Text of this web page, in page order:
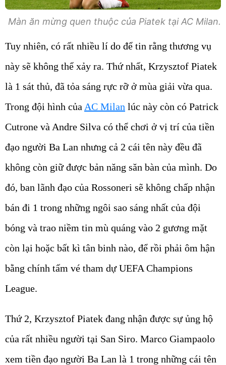
Màn ăn mừng quen thuộc của Piatek tại AC Milan.
Tuy nhiên, có rất nhiều lí do để tin rằng thương vụ
này sẽ không thể xảy ra. Thứ nhất, Krzysztof Piatek
là 1 sát thủ, đã tỏa sáng rực rỡ ở mùa giải vừa qua.
Trong đội hình của AC Milan lúc này còn có Patrick
Cutrone và Andre Silva có thể chơi ở vị trí của tiền
đạo người Ba Lan nhưng cả 2 cái tên này đều đã
không còn giữ được bản năng săn bàn của mình. Do
đó, ban lãnh đạo của Rossoneri sẽ không chấp nhận
bán đi 1 trong những ngôi sao sáng nhất của đội
bóng và trao niềm tin mù quáng vào 2 gương mặt
còn lại hoặc bất kì tân binh nào, để rồi phải ôm hận
bằng chính tấm vé tham dự UEFA Champions
League.
Thứ 2, Krzysztof Piatek đang nhận được sự ủng hộ
của rất nhiều người tại San Siro. Marco Giampaolo
xem tiền đạo người Ba Lan là 1 trong những cái tên